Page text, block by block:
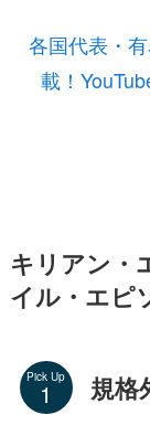
各国代表・
載！
キリアン・
イル・エピ
Pick Up 規格